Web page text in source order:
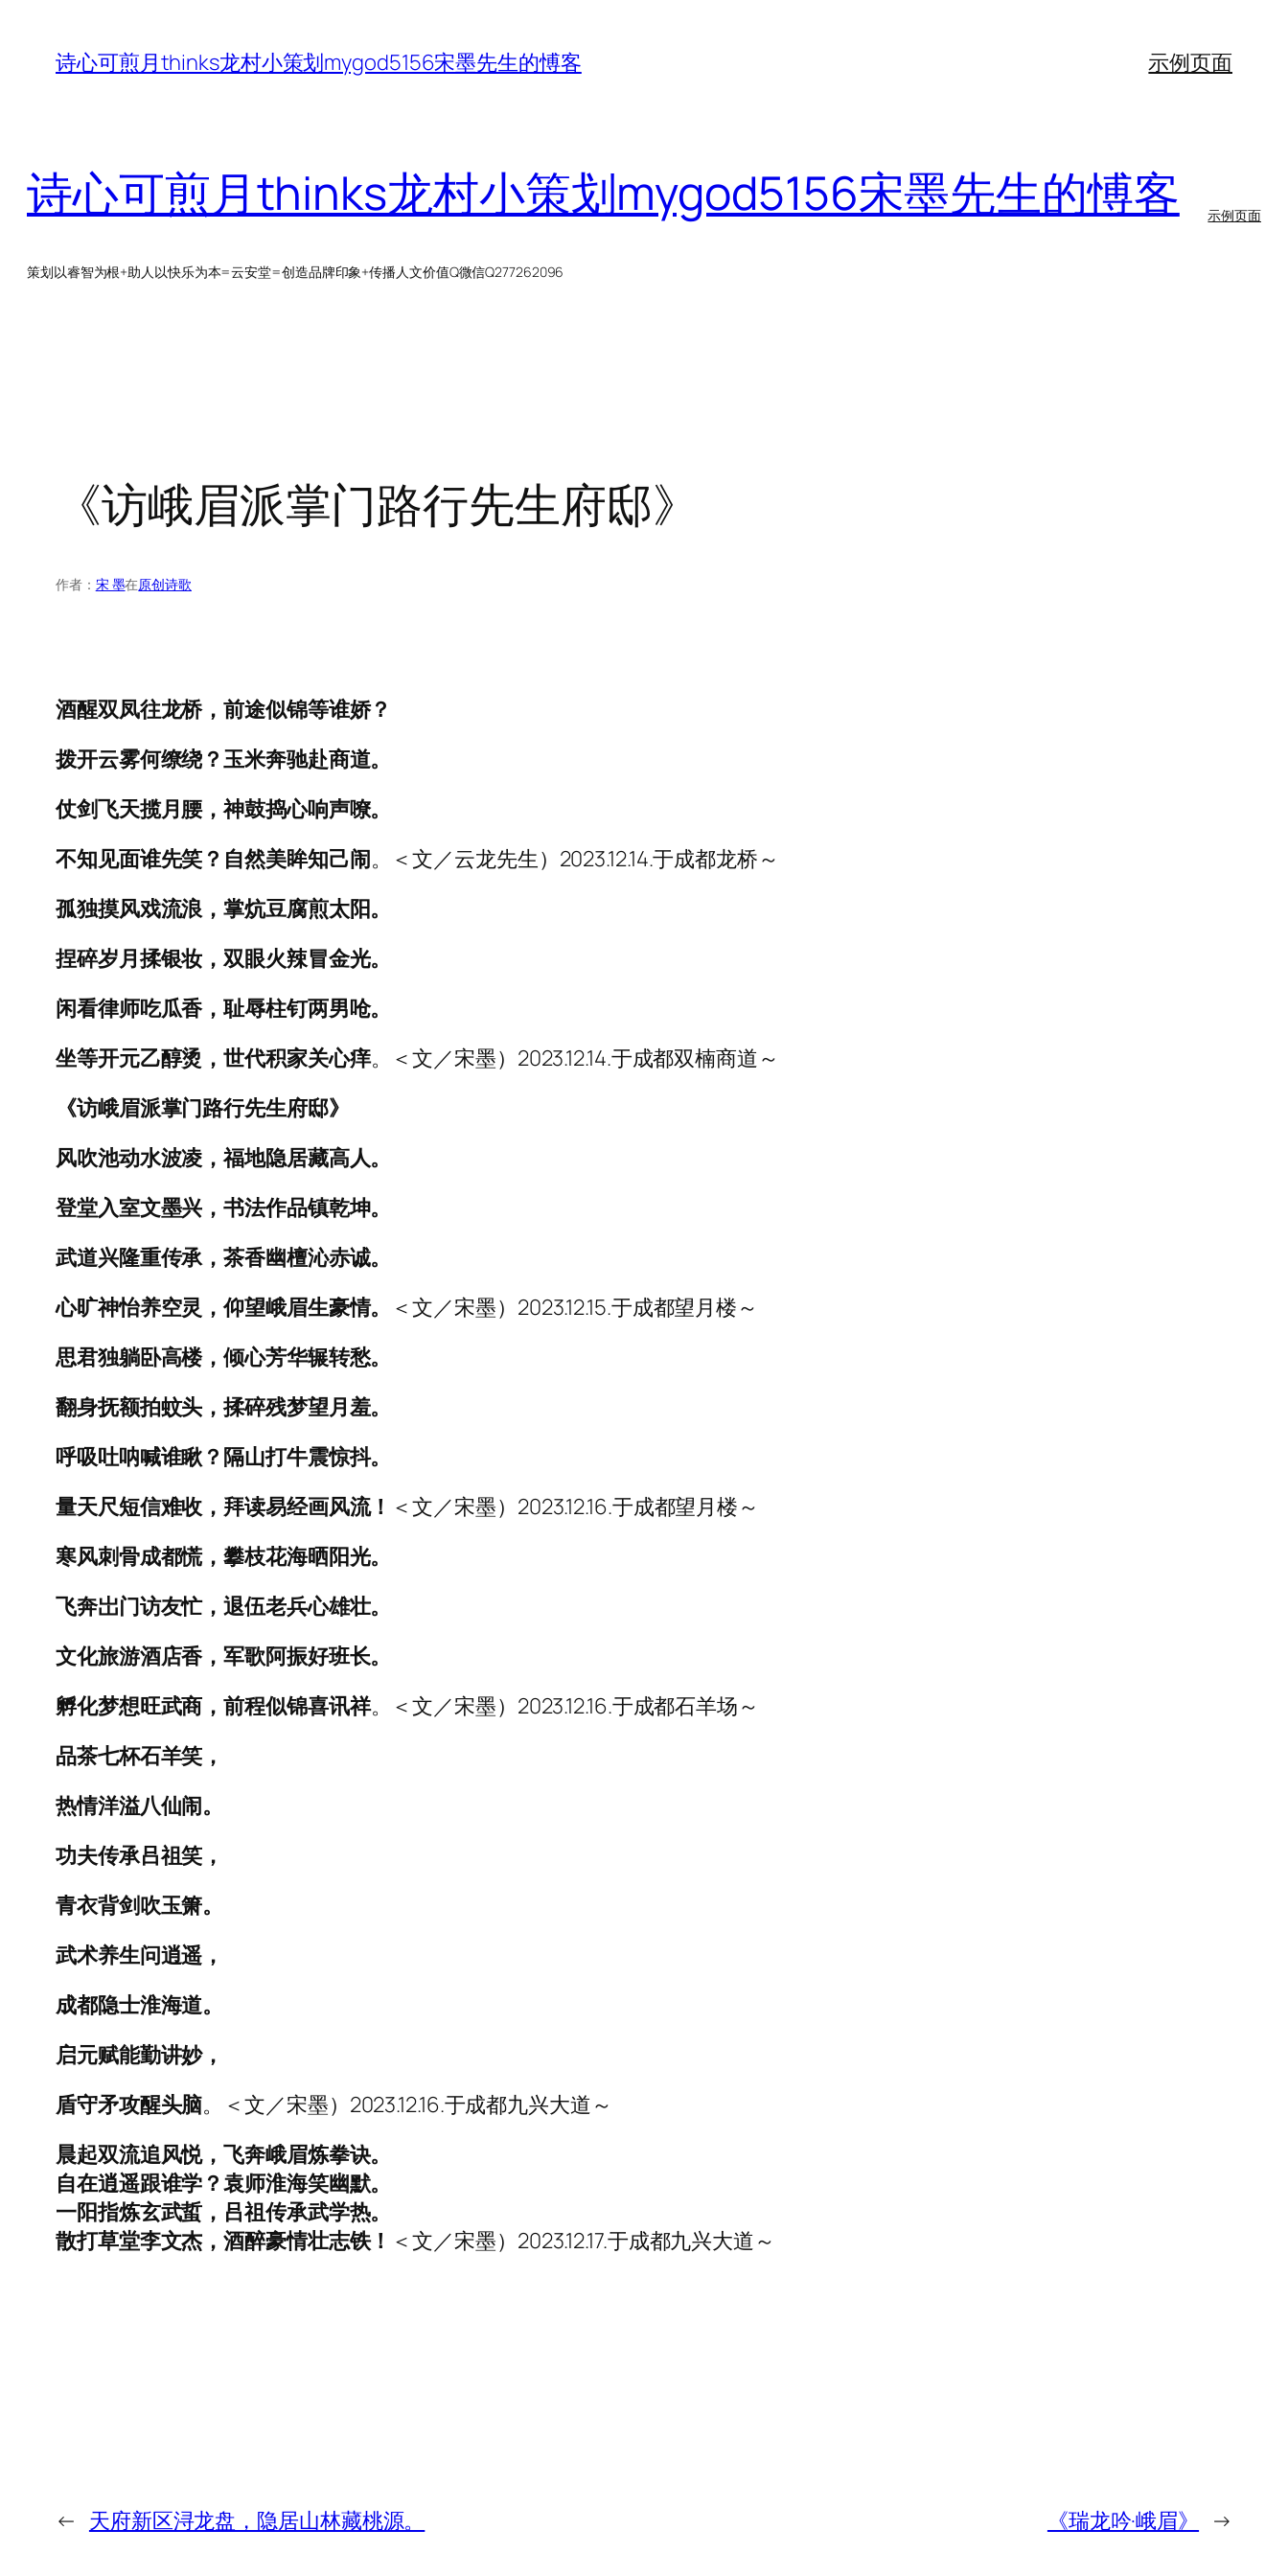
诗心可煎月thinks龙村小策划mygod5156宋墨先生的愽客 示例页面
诗心可煎月thinks龙村小策划mygod5156宋墨先生的愽客
策划以睿智为根+助人以快乐为本=云安堂=创造品牌印象+传播人文价值Q微信Q277262096
示例页面
《访峨眉派掌门路行先生府邸》
作者： 宋 墨在原创诗歌
酒醒双凤往龙桥，前途似锦等谁娇？
拨开云雾何缭绕？玉米奔驰赴商道。
仗剑飞天揽月腰，神鼓捣心响声嘹。
不知见面谁先笑？自然美眸知己闹。＜文／云龙先生）2023.12.14.于成都龙桥～
孤独摸风戏流浪，掌炕豆腐煎太阳。
捏碎岁月揉银妆，双眼火辣冒金光。
闲看律师吃瓜香，耻辱柱钉两男呛。
坐等开元乙醇烫，世代积家关心痒。＜文／宋墨）2023.12.14.于成都双楠商道～
《访峨眉派掌门路行先生府邸》
风吹池动水波凌，福地隐居藏高人。
登堂入室文墨兴，书法作品镇乾坤。
武道兴隆重传承，茶香幽檀沁赤诚。
心旷神怡养空灵，仰望峨眉生豪情。
＜文／宋墨）2023.12.15.于成都望月楼～
思君独躺卧高楼，倾心芳华辗转愁。
翻身抚额拍蚊头，揉碎残梦望月羞。
呼吸吐呐喊谁瞅？隔山打牛震惊抖。
量天尺短信难收，拜读易经画风流！ ＜文／宋墨）2023.12.16.于成都望月楼～
寒风刺骨成都慌，攀枝花海晒阳光。
飞奔岀门访友忙，退伍老兵心雄壮。
文化旅游酒店香，军歌阿振好班长。
孵化梦想旺武商，前程似锦喜讯祥。＜文／宋墨）2023.12.16.于成都石羊场～
品茶七杯石羊笑，
热情洋溢八仙闹。
功夫传承吕祖笑，
青衣背剑吹玉箫。
武术养生问逍遥，
成都隐士淮海道。
启元赋能勤讲妙，
盾守矛攻醒头脑。＜文／宋墨）2023.12.16.于成都九兴大道～
晨起双流追风悦，飞奔峨眉炼拳诀。
自在逍遥跟谁学？袁师淮海笑幽默。
一阳指炼玄武蜇，吕祖传承武学热。
散打草堂李文杰，酒醉豪情壮志铁！ ＜文／宋墨）2023.12.17.于成都九兴大道～
← 天府新区浔龙盘，隐居山林藏桃源。 《瑞龙吟·峨眉》 →